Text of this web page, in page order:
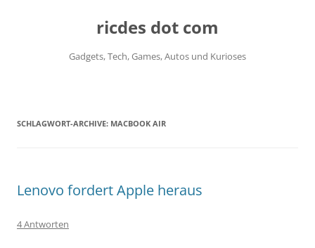
ricdes dot com
Gadgets, Tech, Games, Autos und Kurioses
SCHLAGWORT-ARCHIVE: MACBOOK AIR
Lenovo fordert Apple heraus
4 Antworten